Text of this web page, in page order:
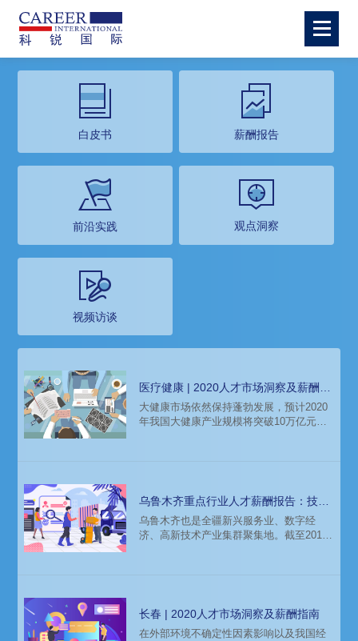
白皮书 薪酬报告
前沿实践 观点洞察
视频访谈
医疗健康 | 2020人才市场洞察及薪酬指
南
大健康市场依然保持蓬勃发展，预计2020
年我国大健康产业规模将突破10万亿元。
聘需求和薪酬趋势的分析预测，供企业和
猎头招聘参考。
乌鲁木齐重点行业人才薪酬报告：技能
人才和营销人才倍受青睐
乌鲁木齐也是全疆新兴服务业、数字经
济、高新技术产业集群聚集地。截至2018
产业集聚载体作用，培育和壮大先进装备
制造、智能终端、新能源、新材料等战略
性新兴产业，并随着稳定红利的不断释放
长春 | 2020人才市场洞察及薪酬指南
在外部环境不确定性因素影响以及我国经